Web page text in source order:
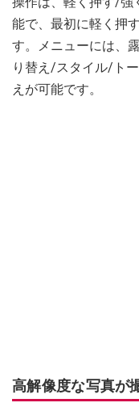
能で、最初に軽く押
す。メニューには、
り替え/スタイル/ト
えが可能です。
高解像度な写真が